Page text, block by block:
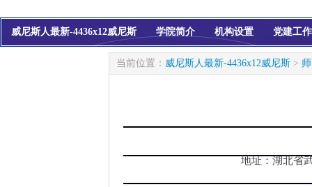
威尼斯人最新-4436x12威尼斯 学院简介 机构设置 党建工作
当前位置： 威尼斯人最新-4436x12威尼斯 >
地址：湖北省